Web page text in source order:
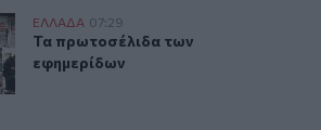
εφημερίδων
ΕΛΛAΔΑ 07:29
Τα πρωτοσέλιδα των εφημερίδων
Τα πρωτοσέλιδα των
εφημερίδων